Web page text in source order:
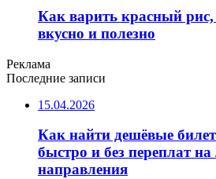
Как варить красный
вкусно и полезно
Реклама
Последние записи
15.04.2026
Как найти дешёвые
быстро и без переплат
направления